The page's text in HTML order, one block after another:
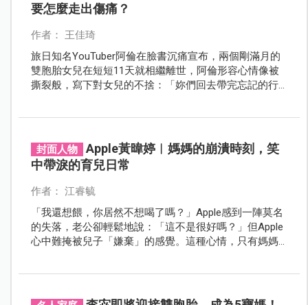
要怎麼走出傷痛？
作者： 王佳琦
旅日知名YouTuber阿倫在臉書沉痛宣布，兩個剛滿月的
雙胞胎女兒在短短11天就相繼離世，阿倫形容心情像被
撕裂般，寫下對女兒的不捨：「妳們回去帶完忘記的行
封面人物
Apple黃暐婷︱媽媽的崩潰時刻，笑
中帶淚的育兒日常
作者： 江睿毓
「我還想餵，你居然不想喝了嗎？」Apple感到一陣莫名
的失落，老公卻輕鬆地說：「這不是很好嗎？」但Apple
心中難掩被兒子「嫌棄」的感覺。這種心情，只有媽媽